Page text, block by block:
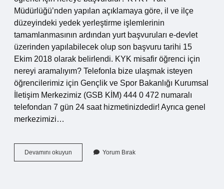
Müdürlüğü’nden yapılan açıklamaya göre, il ve ilçe
düzeyindeki yedek yerleştirme işlemlerinin
tamamlanmasının ardından yurt başvuruları e-devlet
üzerinden yapılabilecek olup son başvuru tarihi 15
Ekim 2018 olarak belirlendi. KYK misafir öğrenci için
nereyi aramalıyım? Telefonla bize ulaşmak isteyen
öğrencilerimiz için Gençlik ve Spor Bakanlığı Kurumsal
İletişim Merkezimiz (GSB KİM) 444 0 472 numaralı
telefondan 7 gün 24 saat hizmetinizdedir! Ayrıca genel
merkezimizi…
Devamını okuyun
Misafir
Yorum Bırak